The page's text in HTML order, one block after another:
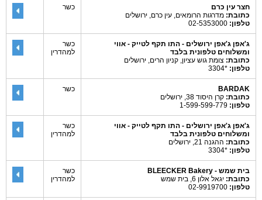
חצר עין כרם
כתובת: מדרגות הרומאים, עין כרם, ירושלים
טלפון:
כשר
ג'אפן ג'אפן ירושלים - התו תקף לטייק - אווי
ומשלוחים טלפונית בלבד
כתובת: צומת גוש עציון, קניון הרים, ירושלים
טלפון: *3304
כשר
למהדרין
BARDAK
כתובת: קרן היסוד 38, ירושלים
טלפון:
כשר
ג'אפן ג'אפן ירושלים - התו תקף לטייק - אווי
ומשלוחים טלפונית בלבד
כתובת: ההגנה 21, ירושלים
טלפון: *3304
כשר
למהדרין
בית שמש - BLEECKER Bakery
כתובת: יגאל אלון 6, בית שמש
טלפון:
כשר
למהדרין